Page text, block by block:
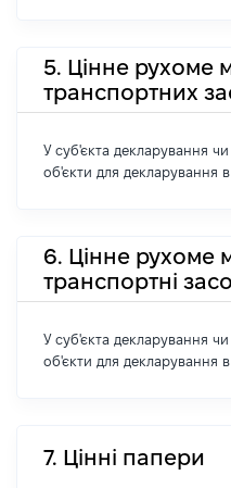
5. Цінне рухоме
транспортних
У суб'єкта декларування чи
об'єкти для декларування в
6. Цінне рухоме
транспортні
У суб'єкта декларування чи
об'єкти для декларування в
7. Цінні папери